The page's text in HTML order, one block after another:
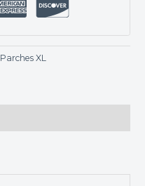
Parches XL